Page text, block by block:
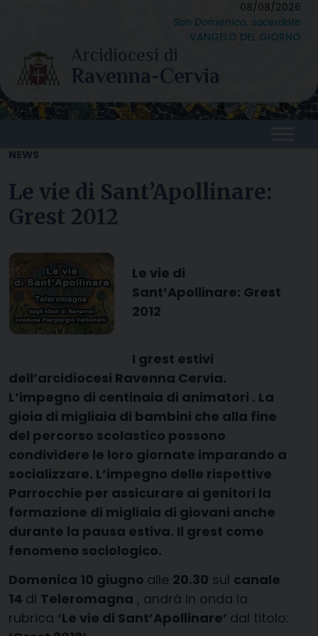
content
08/08/2026
San Domenico, sacerdote
VANGELO DEL GIORNO
NEWS
Le vie di Sant’Apollinare:
Grest 2012
Le vie di
Sant’Apollinare: Grest
2012
I grest estivi
dell’arcidiocesi Ravenna Cervia.
L’impegno di centinaia di animatori . La
gioia di migliaia di bambini che alla fine
del percorso scolastico possono
condividere le loro giornate imparando a
socializzare. L’impegno delle rispettive
Parrocchie per assicurare ai genitori la
formazione di migliaia di giovani anche
durante la pausa estiva. Il grest come
fenomeno sociologico.
Domenica 10 giugno alle 20.30 sul canale
14 di Teleromagna , andrà in onda la
rubrica ‘Le vie di Sant’Apollinare’ dal titolo: